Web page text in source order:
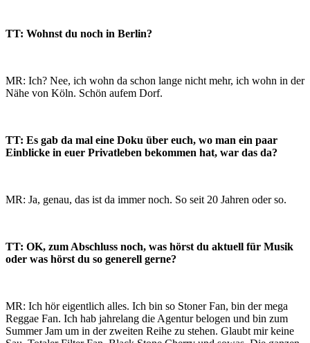
TT: Wohnst du noch in Berlin?
MR: Ich? Nee, ich wohn da schon lange nicht mehr, ich wohn in der
Nähe von Köln. Schön aufem Dorf.
TT: Es gab da mal eine Doku über euch, wo man ein paar
Einblicke in euer Privatleben bekommen hat, war das da?
MR: Ja, genau, das ist da immer noch. So seit 20 Jahren oder so.
TT: OK, zum Abschluss noch, was hörst du aktuell für Musik
oder was hörst du so generell gerne?
MR: Ich hör eigentlich alles. Ich bin so Stoner Fan, bin der mega
Reggae Fan. Ich hab jahrelang die Agentur belogen und bin zum
Summer Jam um in der zweiten Reihe zu stehen. Glaubt mir keine